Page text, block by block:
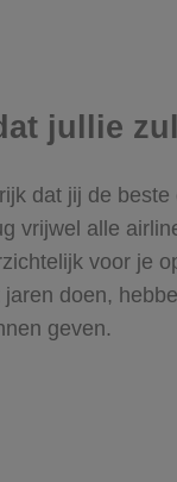
jullie
dat jij de
vrijwel alle
voor je
doen,
geven.